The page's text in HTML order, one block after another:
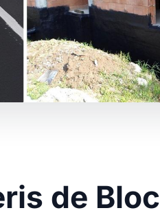
de Bloc